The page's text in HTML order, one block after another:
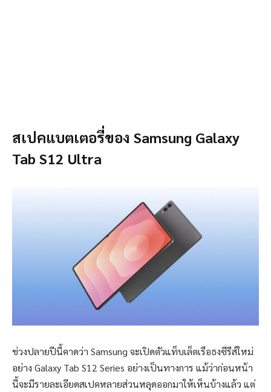
สเปคแบตเตอรี่ของ Samsung Galaxy
Tab S12 Ultra
ช่วงปลายปีนี้คาดว่า Samsung จะเปิดตัวแท็บเล็ตเรือธงซีรีส์ใหม่
อย่าง Galaxy Tab S12 Series อย่างเป็นทางการ แม้ว่าก่อนหน้า
นี้จะมีรายละเอียดสเปคหลายส่วนหลุดออกมาให้เห็นบ้างแล้ว แต่